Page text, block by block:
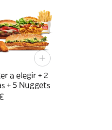
a elegir + 2
+ 5 Nuggets